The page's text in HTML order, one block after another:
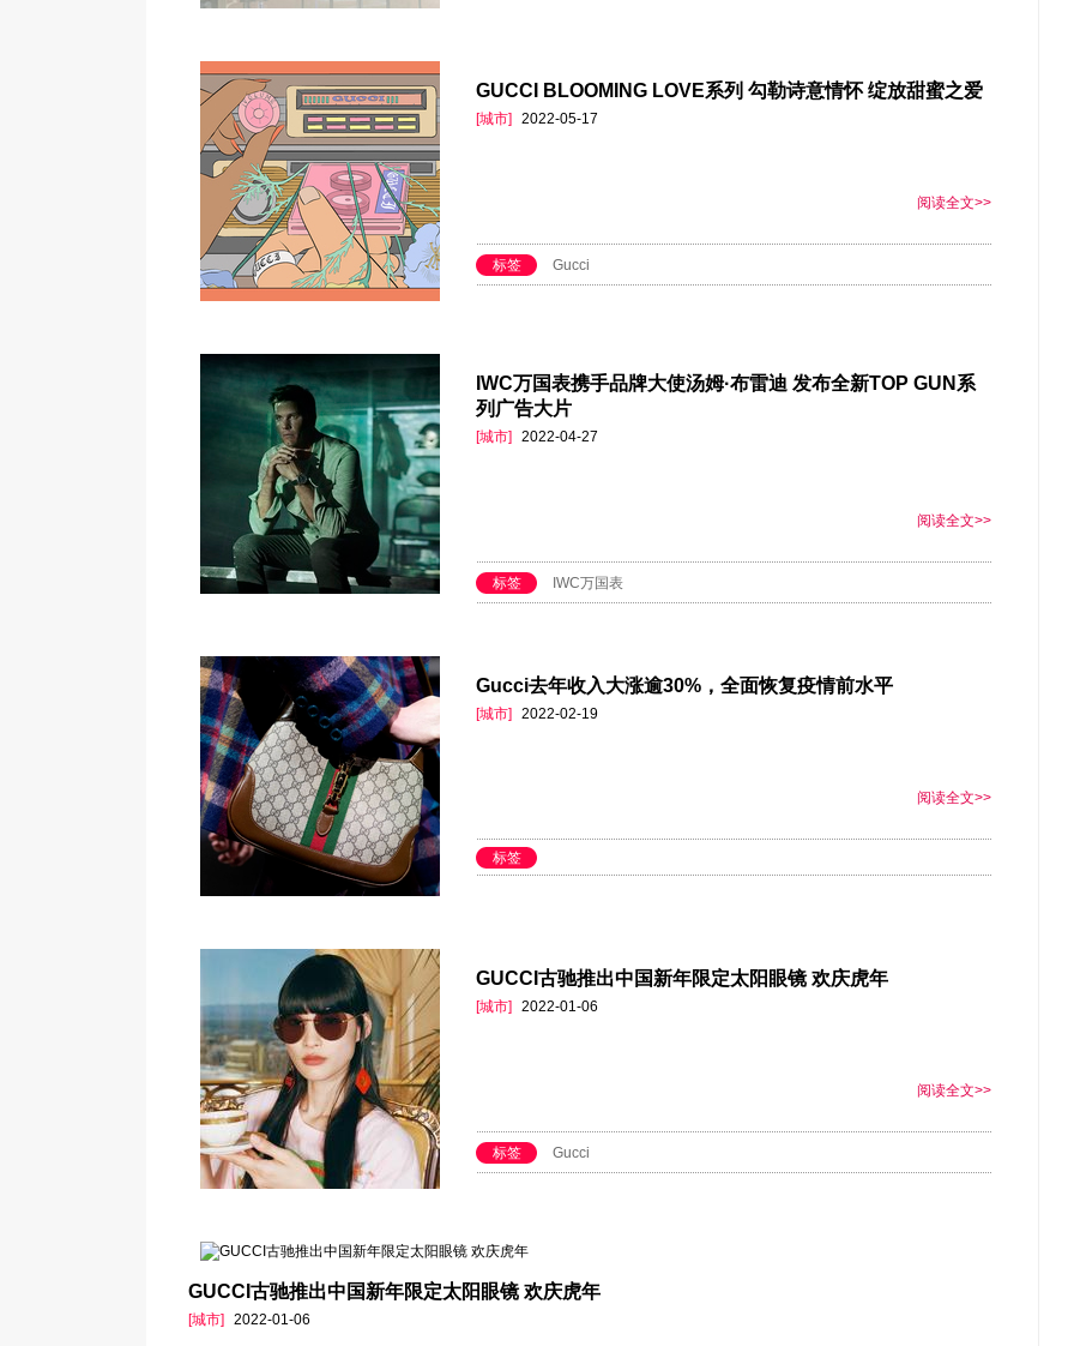
GUCCI BLOOMING LOVE系列 勾勒诗意情怀 绽放甜蜜之爱
[城市] 2022-05-17
阅读全文>>
标签 Gucci
IWC万国表携手品牌大使汤姆·布雷迪 发布全新TOP GUN系
列广告大片
[城市] 2022-04-27
阅读全文>>
标签 IWC万国表
Gucci去年收入大涨逾30%，全面恢复疫情前水平
[城市] 2022-02-19
阅读全文>>
标签
GUCCI古驰推出中国新年限定太阳眼镜 欢庆虎年
[城市] 2022-01-06
阅读全文>>
标签 Gucci
GUCCI古驰推出中国新年限定太阳眼镜 欢庆虎年
[城市] 2022-01-06